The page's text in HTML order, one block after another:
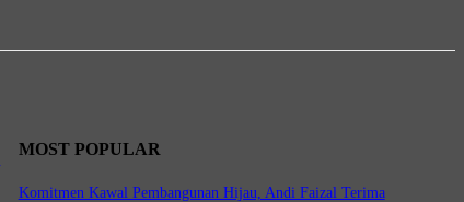
MOST POPULAR
Komitmen Kawal Pembangunan Hijau, Andi Faizal Terima